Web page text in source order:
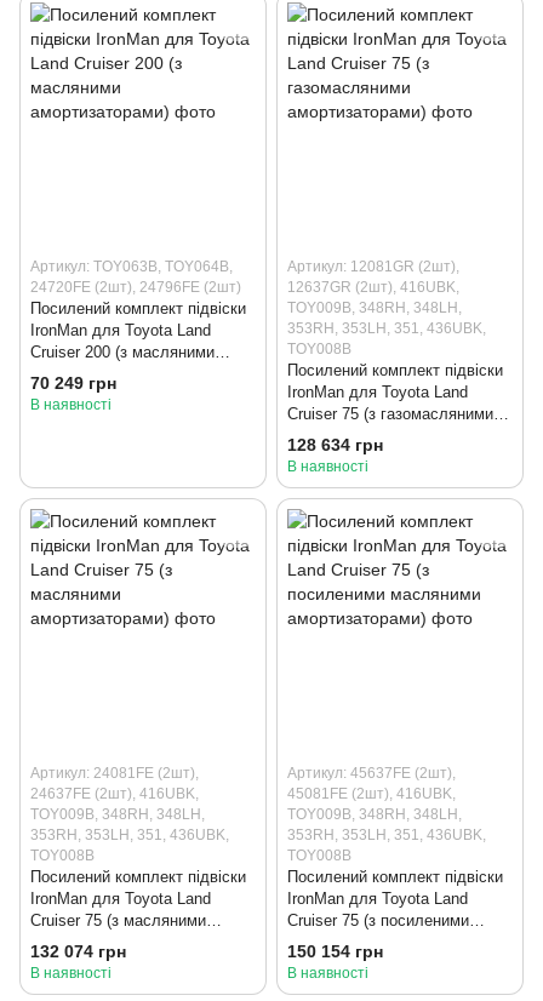
Артикул: TOY063B, TOY064B,
24720FE (2шт), 24796FE (2шт)
Посилений комплект підвіски
IronMan для Toyota Land
Cruiser 200 (з масляними
амортизаторами)
70 249 грн
В наявності
Артикул: 12081GR (2шт),
12637GR (2шт), 416UBK,
TOY009B, 348RH, 348LH,
353RH, 353LH, 351, 436UBK,
TOY008B
Посилений комплект підвіски
IronMan для Toyota Land
Cruiser 75 (з газомасляними
амортизаторами)
128 634 грн
В наявності
Артикул: 24081FE (2шт),
24637FE (2шт), 416UBK,
TOY009B, 348RH, 348LH,
353RH, 353LH, 351, 436UBK,
TOY008B
Посилений комплект підвіски
IronMan для Toyota Land
Cruiser 75 (з масляними
амортизаторами)
132 074 грн
В наявності
Артикул: 45637FE (2шт),
45081FE (2шт), 416UBK,
TOY009B, 348RH, 348LH,
353RH, 353LH, 351, 436UBK,
TOY008B
Посилений комплект підвіски
IronMan для Toyota Land
Cruiser 75 (з посиленими
масляними амортизаторами)
150 154 грн
В наявності